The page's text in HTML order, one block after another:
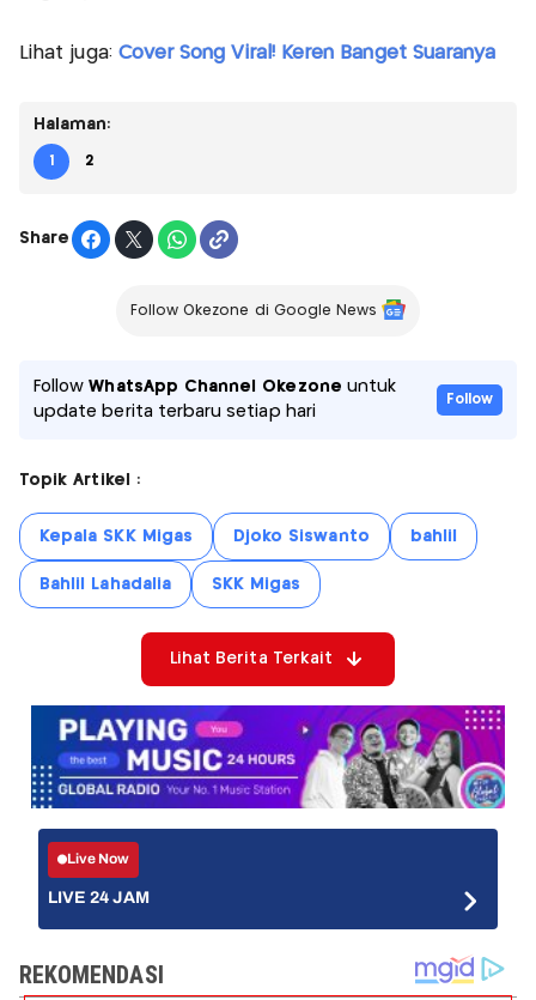
Lihat juga: Cover Song Viral! Keren Banget Suaranya
Halaman:
1 2
Share
Follow Okezone di Google News
FollowWhatsApp Channel Okezone untuk
update berita terbaru setiap hari
Follow
Topik Artikel :
Kepala SKK Migas Djoko Siswanto bahlil
Bahlil Lahadalia SKK Migas
Lihat Berita Terkait
Live Now
LIVE 24 JAM